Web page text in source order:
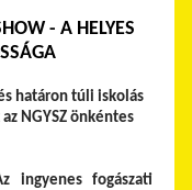
- A HELYES
határon túli iskolás
NGYSZ önkéntes
ingyenes fogászati